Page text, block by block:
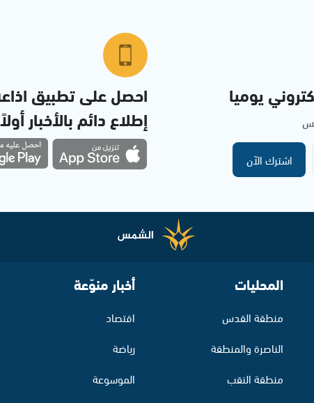
يوميا
اشترك الآن
احصل على تطبيق
إطلاع دائم بالأخبار
المحليات
منطقة القدس
الناصرة والمنطقة
منطقة النقب
أخبار منوّعة
اقتصاد
رياضة
الموسوعة